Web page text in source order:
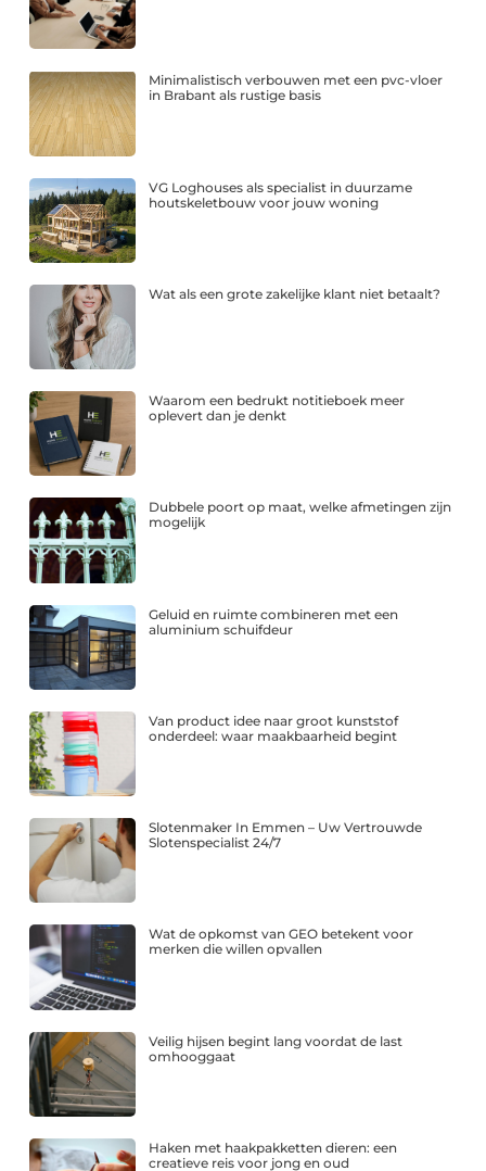
Minimalistisch verbouwen met een pvc-vloer
in Brabant als rustige basis
VG Loghouses als specialist in duurzame
houtskeletbouw voor jouw woning
Wat als een grote zakelijke klant niet betaalt?
Waarom een bedrukt notitieboek meer
oplevert dan je denkt
Dubbele poort op maat, welke afmetingen zijn
mogelijk
Geluid en ruimte combineren met een
aluminium schuifdeur
Van product idee naar groot kunststof
onderdeel: waar maakbaarheid begint
Slotenmaker In Emmen – Uw Vertrouwde
Slotenspecialist 24/7
Wat de opkomst van GEO betekent voor
merken die willen opvallen
Veilig hijsen begint lang voordat de last
omhooggaat
Haken met haakpakketten dieren: een
creatieve reis voor jong en oud